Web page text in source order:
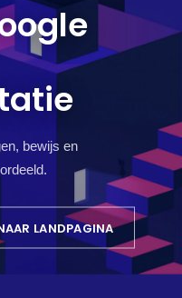
bewijs en
LANDPAGINA